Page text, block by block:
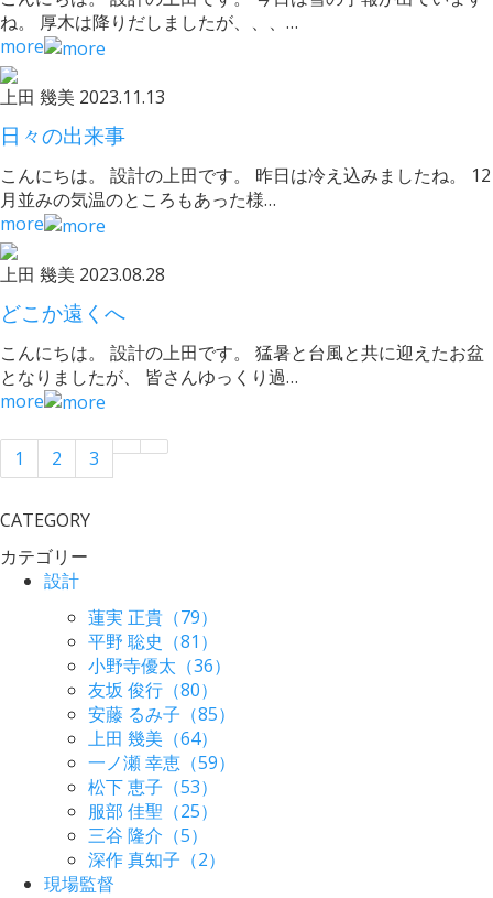
ね。 厚木は降りだしましたが、、、…
more
上田 幾美 2023.11.13
日々の出来事
こんにちは。 設計の上田です。 昨日は冷え込みましたね。 12
月並みの気温のところもあった様…
more
上田 幾美 2023.08.28
どこか遠くへ
こんにちは。 設計の上田です。 猛暑と台風と共に迎えたお盆
となりましたが、 皆さんゆっくり過…
more
1 2 3
CATEGORY
カテゴリー
設計
蓮実 正貴（79）
平野 聡史（81）
小野寺優太（36）
友坂 俊行（80）
安藤 るみ子（85）
上田 幾美（64）
一ノ瀬 幸恵（59）
松下 恵子（53）
服部 佳聖（25）
三谷 隆介（5）
深作 真知子（2）
現場監督